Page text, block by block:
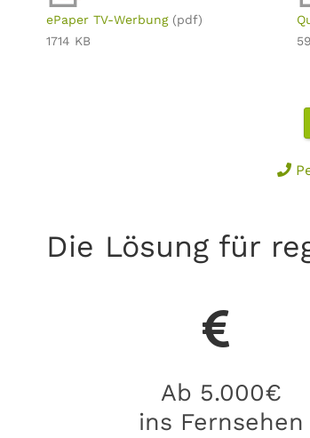
ePaper TV-Werbung (pdf)
1714 KB
Die Lösung für
Ab 5.000€
ins Fernsehen